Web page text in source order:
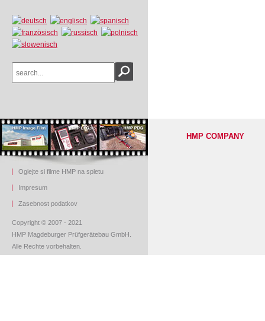
Oglejte si filme HMP na spletu
Impresum
Zasebnost podatkov
Copyright © 2007 - 2021
HMP Magdeburger Prüfgerätebau GmbH.
Alle Rechte vorbehalten.
HMP COMPANY